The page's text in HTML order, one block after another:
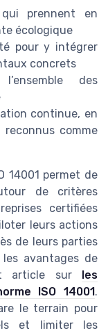
prennent en
écologique
pour y intégrer
concrets
des
continue, en
comme
14001 permet de
de critères
certifiées
leurs actions
de leurs parties
avantages de
article sur
les
ISO 14001 .
le terrain pour
et limiter les